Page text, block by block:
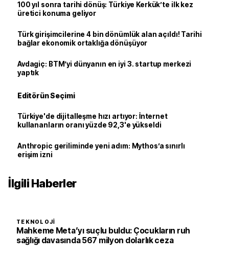
100 yıl sonra tarihi dönüş: Türkiye Kerkük’te ilk kez
üretici konuma geliyor
Türk girişimcilerine 4 bin dönümlük alan açıldı! Tarihi
bağlar ekonomik ortaklığa dönüşüyor
Avdagiç: BTM’yi dünyanın en iyi 3. startup merkezi
yaptık
Editörün Seçimi
Türkiye'de dijitalleşme hızı artıyor: İnternet
kullananların oranı yüzde 92,3'e yükseldi
Anthropic geriliminde yeni adım: Mythos’a sınırlı
erişim izni
İlgili Haberler
TEKNOLOJI
Mahkeme Meta’yı suçlu buldu: Çocukların ruh
sağlığı davasında 567 milyon dolarlık ceza